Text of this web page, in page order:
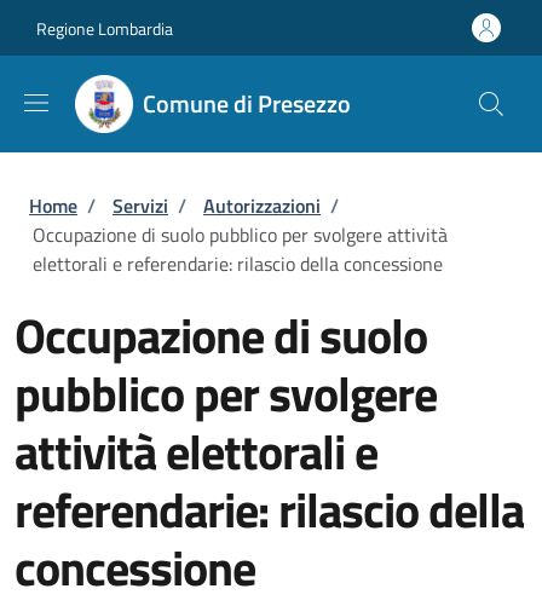
Regione Lombardia
Comune di Presezzo
Briciole di pane
Home / Servizi / Autorizzazioni /
Occupazione di suolo pubblico per svolgere attività
elettorali e referendarie: rilascio della concessione
Occupazione di suolo
pubblico per svolgere
attività elettorali e
referendarie: rilascio della
concessione